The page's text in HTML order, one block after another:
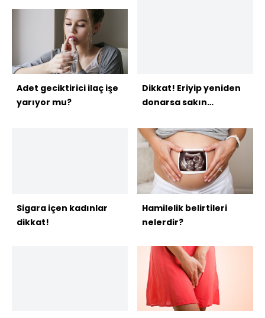
Adet geciktirici ilaç işe
yarıyor mu?
Dikkat! Eriyip yeniden
donarsa sakın
Sigara içen kadınlar
dikkat!
Hamilelik belirtileri
nelerdir?